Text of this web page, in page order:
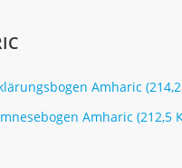
Amharic
Amharic (212,5